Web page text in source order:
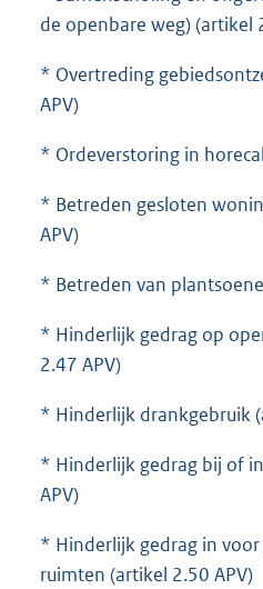
de openbare weg) (artikel
* Overtreding
APV)
* Ordeverstoring in
* Betreden gesloten
APV)
* Betreden van
* Hinderlijk gedrag op
2.47 APV)
* Hinderlijk drankgebruik
* Hinderlijk gedrag bij of
APV)
* Hinderlijk gedrag in
ruimten (artikel 2.50 APV)